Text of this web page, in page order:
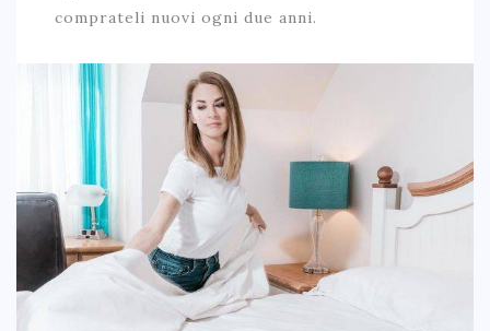
comprateli nuovi ogni due anni.